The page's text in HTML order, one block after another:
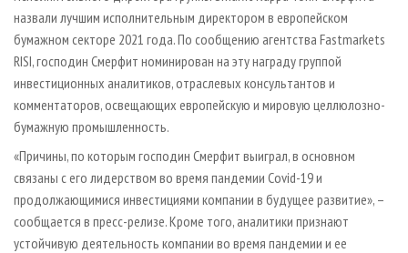
ДЕРЕВЯННОЕ ДОМОСТРОЕНИЕ
ПРОИЗВОДСТВО МЕБЕЛИ
БИОЭНЕРГЕТИКА
ЦБП
ИНСТРУМЕНТ И МАТЕРИАЛЫ
ОФИЦИАЛЬНЫЕ ДЕЛЕГАЦИИ
ПРИОРИТЕТНЫЕ ИНВЕСТПРОЕКТЫ
RUSSIAN FORESTRY REVIEW
ГАЗЕТА ЛЕСПРОМФОРУМ
БИБЛИОТЕКА СПЕЦИАЛИСТА
РЕКЛАМА НА САЙТЕ
назвали лучшим исполнительным директором в европейском
бумажном секторе 2021 года. По сообщению агентства Fastmarkets
RISI, господин Смерфит номинирован на эту награду группой
инвестиционных аналитиков, отраслевых консультантов и
комментаторов, освещающих европейскую и мировую целлюлозно-
бумажную промышленность.
«Причины, по которым господин Смерфит выиграл, в основном
связаны с его лидерством во время пандемии Covid-19 и
продолжающимися инвестициями компании в будущее развитие», –
сообщается в пресс-релизе. Кроме того, аналитики признают
устойчивую деятельность компании во время пандемии и ее